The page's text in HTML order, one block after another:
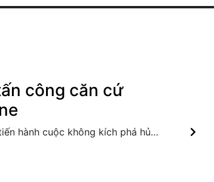
công căn cứ
Lực lượng vũ trang Nga đã tiến hành cuộc không kích phá hủy căn cứ quân sự ngầm của trung đội điều khiển thiết bị bay không người lái (UAV) của Ukraine tại phần lãnh thổ do chính quyền Kiev kiểm soát. Belarus mở hành lang nhân đạo để đoàn tụ các gia đình từ Nga và Ukraine Ba Lan-Ukraine nối lại đối thoại cấp cao, thúc đẩy hợp tác quốc phòng Tổng thống Ukraine: Mỹ cấp phép cho Kiev sản xuất tên lửa Patriot